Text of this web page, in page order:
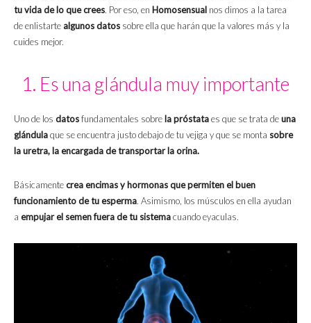
tu vida de lo que crees. Por eso, en Homosensual nos dimos a la tarea
de enlistarte algunos datos sobre ella que harán que la valores más y la
cuides mejor.
1. Es una glándula muy importante
Uno de los datosfundamentales sobre la próstataes que se trata deuna
glándulaque se encuentra justo debajo de tu vejiga y que se monta sobre
la uretra, la encargada de transportar la orina.
Básicamentecrea encimas y hormonas que permiten el buen
funcionamiento de tu esperma. Asimismo, los músculos en ella ayudan
a empujar el semen fuera de tu sistemacuando eyaculas.